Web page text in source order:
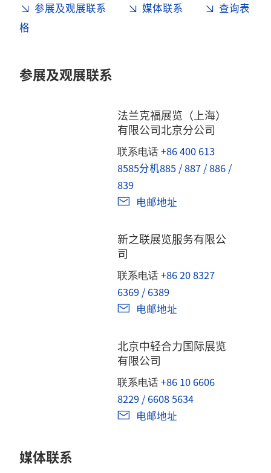
参展及观展联系 媒体联系
查询表
格
参展及观展联系
法兰克福展览（上海）
有限公司北京分公司
联系电话 +86 400 613
8585分机885 / 887 / 886 /
839
电邮地址
新之联展览服务有限公
司
联系电话 +86 20 8327
6369 / 6389
电邮地址
北京中轻合力国际展览
有限公司
联系电话 +86 10 6606
8229 / 6608 5634
电邮地址
媒体联系